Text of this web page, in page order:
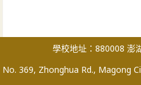
學校地址：880008 澎
No. 369, Zhonghua Rd., Magong